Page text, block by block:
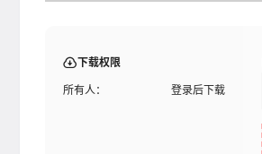
下载权限
所有人： 登录后下载